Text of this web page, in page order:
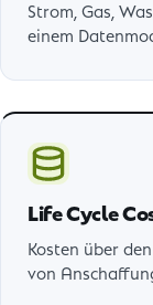
Strom, Gas,
einem
Life Cycle
Kosten über
von